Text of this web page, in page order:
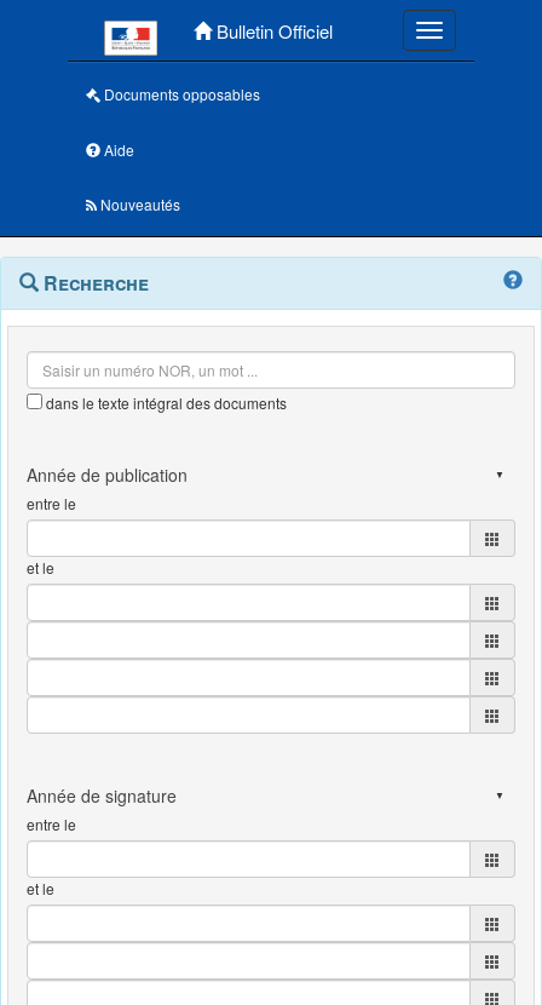
Bulletin Officiel Toggle
Documents opposables
Aide
Nouveautés
Navigation
outils
Menu
contextuel
Recherche
dans le texte intégral des documents
entre le
et le
entre le
et le